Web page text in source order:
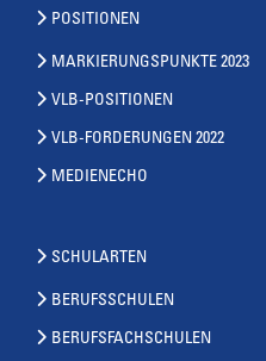
POSITIONEN
MARKIERUNGSPUNKTE 2023
VLB-POSITIONEN
VLB-FORDERUNGEN 2022
MEDIENECHO
SCHULARTEN
BERUFSSCHULEN
BERUFSFACHSCHULEN